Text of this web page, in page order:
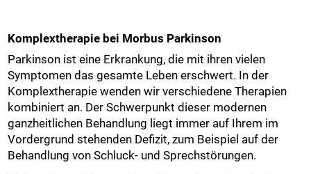
Komplextherapie bei Morbus Parkinson
Parkinson ist eine Erkrankung, die mit ihren vielen
Symptomen das gesamte Leben erschwert. In der
Komplextherapie wenden wir verschiedene Therapien
kombiniert an. Der Schwerpunkt dieser modernen
ganzheitlichen Behandlung liegt immer auf Ihrem im
Vordergrund stehenden Defizit, zum Beispiel auf der
Behandlung von Schluck- und Sprechstörungen.